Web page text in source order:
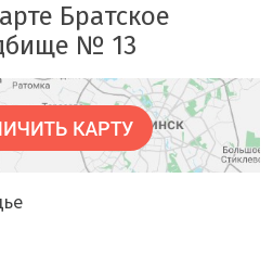
Братское
№ 13